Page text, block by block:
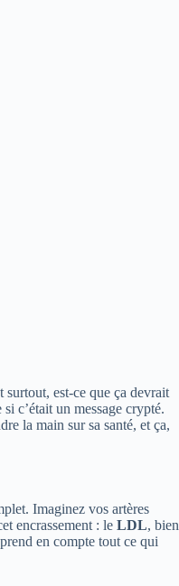
surtout, est-ce que ça devrait
c’était un message crypté.
la main sur sa santé, et ça,
Imaginez vos artères
encrassement : le LDL, bien
en compte tout ce qui